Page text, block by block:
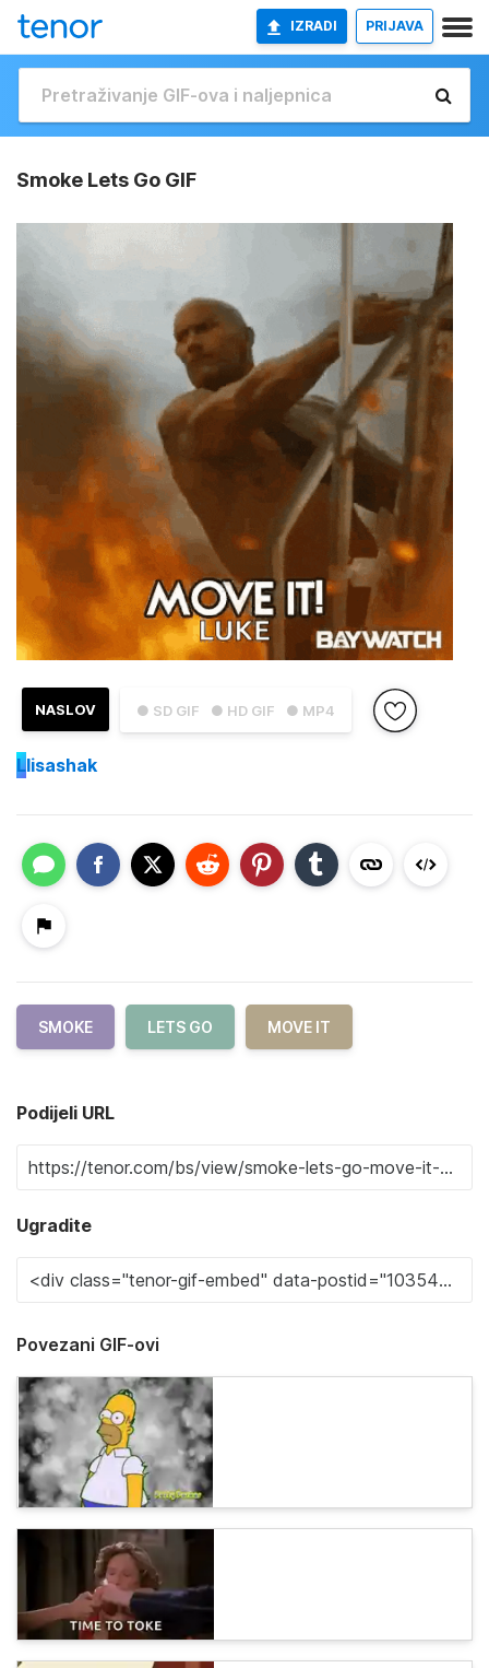
IZRADI PRIJAVA
Smoke Lets Go GIF
● SD GIF ● HD GIF ● MP4
NASLOV
Llisashak
SMOKE LETS GO MOVE IT
Podijeli URL
Ugradite
Povezani GIF-ovi